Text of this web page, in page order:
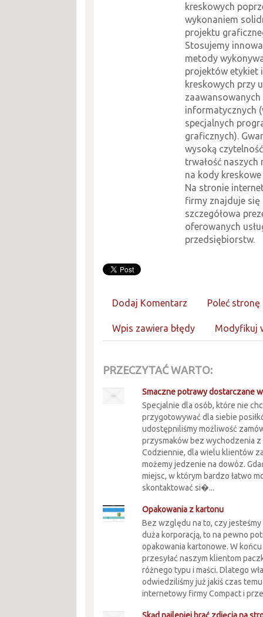
kreskowych
wykonaniem
projektu
Stosujemy
metody
projektów etykiet
kreskowych przy
informatycznych
specjalnych
graficznych).
wysoką
trwałość naszych
na kody
Na stronie
firmy znajduje się
szczegółowa
oferowanych
przedsiębiorstw.
Dodaj Komentarz Poleć stronę
Wpis zawiera błędy Modyfikuj
PRZECZYTAĆ WARTO:
Smaczne potrawy dostarczane
Specjalnie dla osób, które nie
przygotowywać dla siebie
udostępniliśmy możliwość
przysmaków bez wychodzenia z
Codziennie, dla wielu klientów
możemy jedzenie na dowóz.
miejsc, w którym bardzo łatwo
skontaktować si�...
Opakowania z kartonu
Bez względu na to, czy jesteśmy
duża korporacją, to na pewno
opakowania kartonowe. W
przesyłać naszym klientom
różnego typu i maści. Dlatego
odwiedziliśmy już jakiś czas
internetowy firmy Compact i